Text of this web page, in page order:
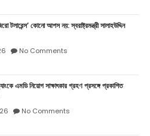
টলারেন্স’ কোনো আপস নয়: স্বরাষ্ট্রমন্ত্রী সালাহউদ্দিন
No Comments
এমডি নিয়োগ সাক্ষাৎকার গ্রহণ প্রসঙ্গে প্রকাশিত
No Comments